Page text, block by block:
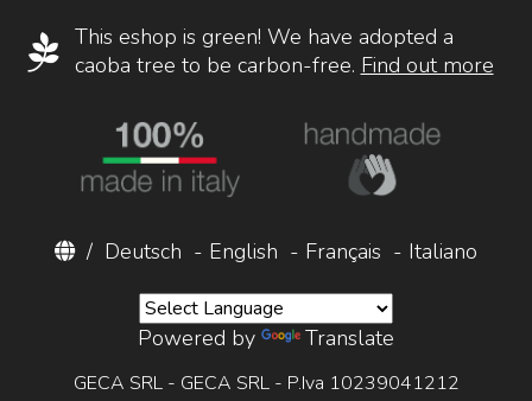
This eshop is green! We have adopted a
caoba tree to be carbon-free. Find out more
/ Deutsch - English - Français - Italiano
Powered by Translate
GECA SRL - GECA SRL - P.Iva 10239041212